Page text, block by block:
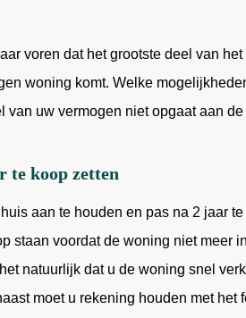
voren dat het grootste deel van
woning komt. Welke
van uw vermogen niet opgaat aan
te koop zetten
aan te houden en pas na 2 jaar
staan voordat de woning niet meer
natuurlijk dat u de woning snel
moet u rekening houden met het